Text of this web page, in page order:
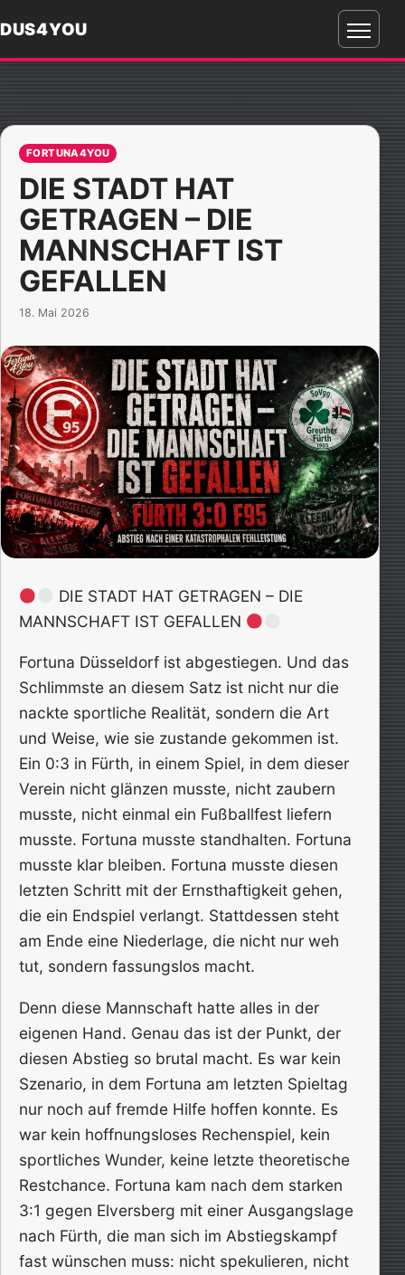
DUS4YOU
Menü
FORTUNA4YOU
DIE STADT HAT
GETRAGEN – DIE
MANNSCHAFT IST
GEFALLEN
18. Mai 2026
DIE STADT HAT GETRAGEN – DIE
MANNSCHAFT IST GEFALLEN
Fortuna Düsseldorf ist abgestiegen. Und das
Schlimmste an diesem Satz ist nicht nur die
nackte sportliche Realität, sondern die Art
und Weise, wie sie zustande gekommen ist.
Ein 0:3 in Fürth, in einem Spiel, in dem dieser
Verein nicht glänzen musste, nicht zaubern
musste, nicht einmal ein Fußballfest liefern
musste. Fortuna musste standhalten. Fortuna
musste klar bleiben. Fortuna musste diesen
letzten Schritt mit der Ernsthaftigkeit gehen,
die ein Endspiel verlangt. Stattdessen steht
am Ende eine Niederlage, die nicht nur weh
tut, sondern fassungslos macht.
Denn diese Mannschaft hatte alles in der
eigenen Hand. Genau das ist der Punkt, der
diesen Abstieg so brutal macht. Es war kein
Szenario, in dem Fortuna am letzten Spieltag
nur noch auf fremde Hilfe hoffen konnte. Es
war kein hoffnungsloses Rechenspiel, kein
sportliches Wunder, keine letzte theoretische
Restchance. Fortuna kam nach dem starken
3:1 gegen Elversberg mit einer Ausgangslage
nach Fürth, die man sich im Abstiegskampf
fast wünschen muss: nicht spekulieren, nicht